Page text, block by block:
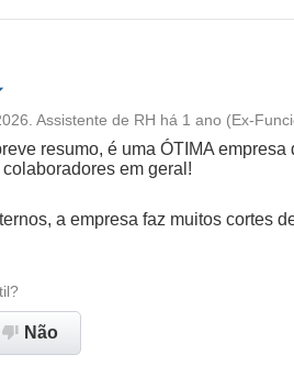
promoção Conciliação
Assistente de RH há 1 ano (Ex-
resumo, é uma ÓTIMA
em geral!
a empresa faz muitos cortes
Não